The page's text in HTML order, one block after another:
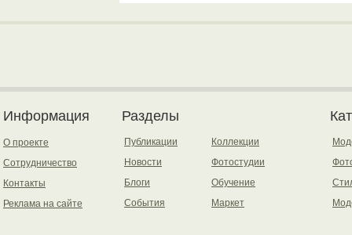
Информация
О проекте
Сотрудничество
Контакты
Реклама на сайте
Разделы
Публикации
Новости
Блоги
События
Коллекции
Фотостудии
Обучение
Маркет